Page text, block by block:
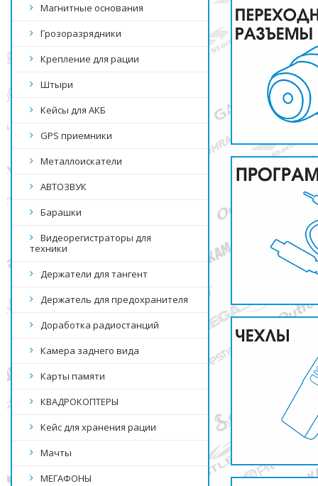
Магнитные основания
Грозоразрядники
Крепление для рации
Штыри
Кейсы для АКБ
GPS приемники
Металлоискатели
АВТОЗВУК
Барашки
Видеорегистраторы для
техники
Держатели для тангент
Держатель для предохранителя
Доработка радиостанций
Камера заднего вида
Карты памяти
КВАДРОКОПТЕРЫ
Кейс для хранения рации
Мачты
МЕГАФОНЫ